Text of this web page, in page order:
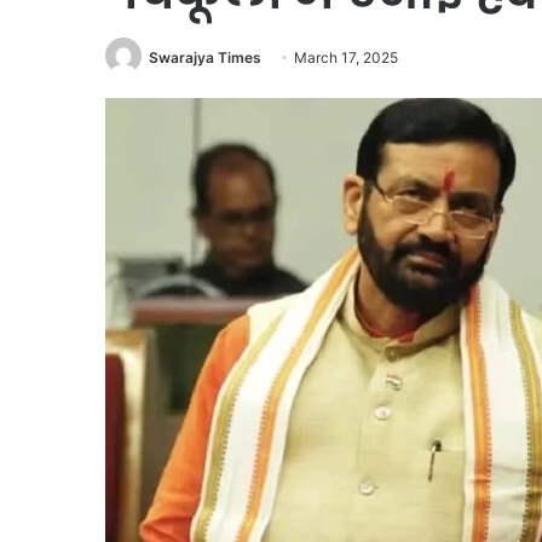
Swarajya Times March 17, 2025